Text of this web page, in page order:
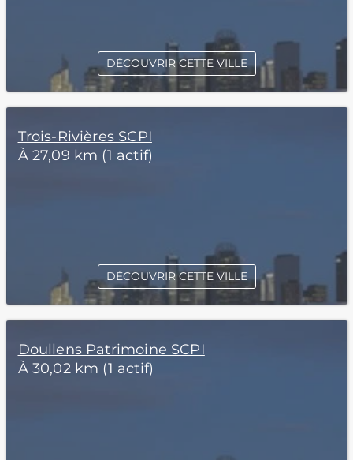
DÉCOUVRIR CETTE VILLE
Trois-Rivières SCPI
À 27,09 km (1 actif)
DÉCOUVRIR CETTE VILLE
Doullens Patrimoine SCPI
À 30,02 km (1 actif)